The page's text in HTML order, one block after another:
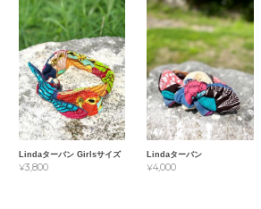
Lindaターバン Girlsサイズ
¥3,800
Lindaターバン
¥4,000